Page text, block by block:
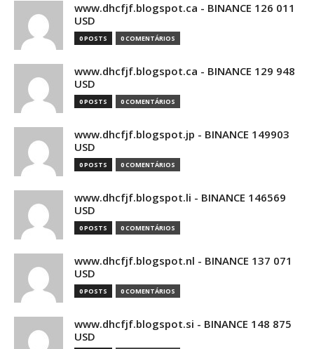
www.dhcfjf.blogspot.ca - BINANCE 126 011
USD
0 POSTS 0 COMENTÁRIOS
www.dhcfjf.blogspot.ca - BINANCE 129 948
USD
0 POSTS 0 COMENTÁRIOS
www.dhcfjf.blogspot.jp - BINANCE 149903
USD
0 POSTS 0 COMENTÁRIOS
www.dhcfjf.blogspot.li - BINANCE 146569
USD
0 POSTS 0 COMENTÁRIOS
www.dhcfjf.blogspot.nl - BINANCE 137 071
USD
0 POSTS 0 COMENTÁRIOS
www.dhcfjf.blogspot.si - BINANCE 148 875
USD